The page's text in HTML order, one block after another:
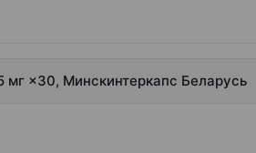
×30, Минскинтеркапс Беларусь